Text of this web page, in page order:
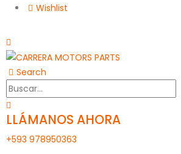
Wishlist
Search
LLÁMANOS AHORA
+593 978950363